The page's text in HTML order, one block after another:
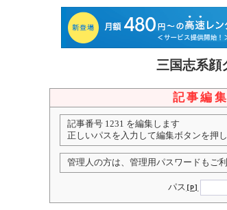
三国志系顔
記事編
記事番号 1231 を編集します
正しいパスを入力して編集ボタンを押
管理人の方は、管理用パスワードもご利
パス [P]